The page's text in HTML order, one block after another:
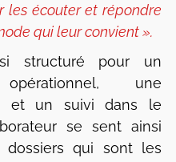
les écouter et répondre
qui leur convient ».
structuré pour un
opérationnel, une
et un suivi dans le
se sent ainsi
qui sont les